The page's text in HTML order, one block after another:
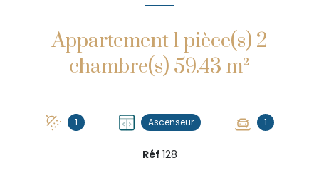
Appartement 1 pièce(s) 2
chambre(s) 59.43 m²
1 Ascenseur 1
Réf 128